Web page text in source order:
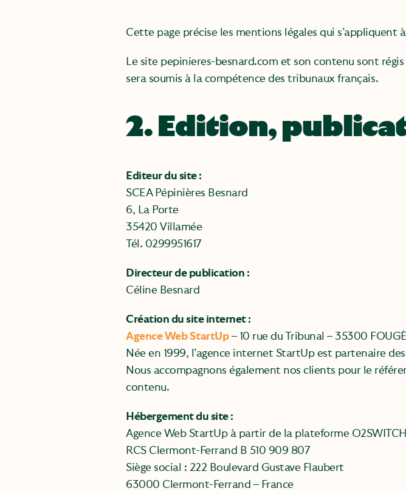
Cette page précise les mentions légales qui s’appliquent
Le site pepinieres-besnard.com et son contenu sont
sera soumis à la compétence des tribunaux français.
2. Edition,
Editeur du site :
SCEA Pépinières Besnard
6, La Porte
35420 Villamée
Tél. 0299951617
Directeur de publication :
Céline Besnard
Création du site internet :
Agence Web StartUp– 10 rue du Tribunal – 35300
Née en 1999, l’agence internet StartUp est partenaire
Nous accompagnons également nos clients pour le
contenu.
Hébergement du site :
Agence Web StartUp à partir de la plateforme O2SWITCH
RCS Clermont-Ferrand B 510 909 807
Siège social : 222 Boulevard Gustave Flaubert
63000 Clermont-Ferrand – France